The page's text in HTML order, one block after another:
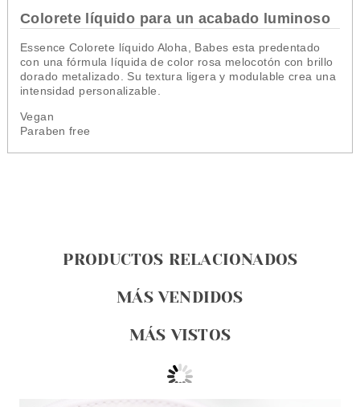
Colorete líquido para un acabado luminoso
Essence Colorete líquido Aloha, Babes esta predentado
con una fórmula líquida de color rosa melocotón con brillo
dorado metalizado. Su textura ligera y modulable crea una
intensidad personalizable.
Vegan
Paraben free
PRODUCTOS RELACIONADOS
MÁS VENDIDOS
MÁS VISTOS